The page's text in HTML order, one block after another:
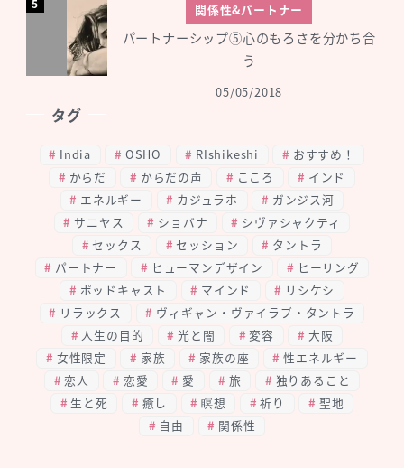
関係性&パートナー
パートナーシップ⑤心のもろさを分かち合
う
05/05/2018
タグ
India OSHO RIshikeshi
おすすめ！
からだ
からだの声 こころ
インド
エネルギー
カジュラホ
ガンジス河
サニヤス
ショバナ
シヴァシャクティ
セックス
セッション
タントラ
パートナー
ヒューマンデザイン
ヒーリング
ポッドキャスト
マインド
リシケシ
リラックス
ヴィギャン・ヴァイラブ・タントラ
人生の目的
光と闇 変容
大阪
女性限定
家族 家族の座
性エネルギー
恋人
恋愛 愛 旅
独りあること
生と死
癒し 瞑想 祈り
聖地
自由
関係性